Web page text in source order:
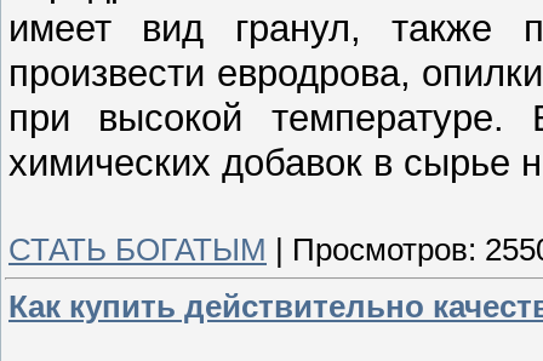
имеет вид гранул, также
произвести евродрова,
при высокой температуре.
химических добавок в сырье
СТАТЬ БОГАТЫМ | Просмотров:
Как купить действительно